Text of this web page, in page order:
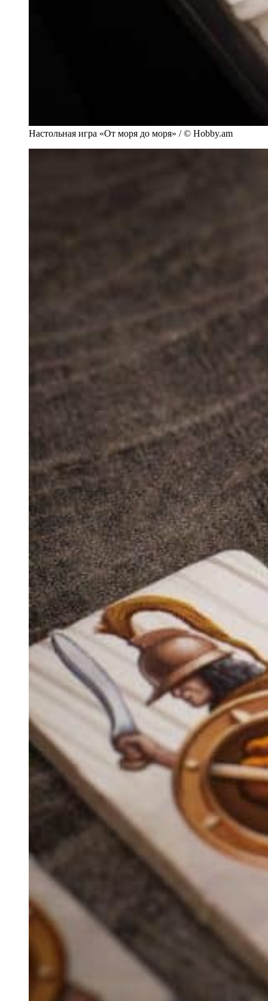
Настольная игра «От моря до моря» / © Hobby.am